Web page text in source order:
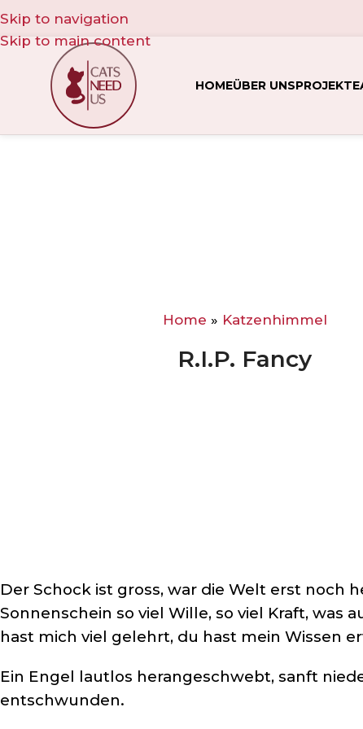
Skip to navigation
Skip to main content
HOMEÜBER UNSPROJEKTE
Home » Katzenhimmel
R.I.P. Fancy
Der Schock ist gross, war die Welt erst noch
Sonnenschein so viel Wille, so viel Kraft, was
hast mich viel gelehrt, du hast mein Wissen
Ein Engel lautlos herangeschwebt, sanft
entschwunden.